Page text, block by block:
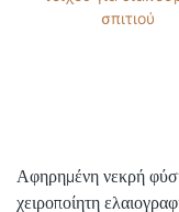
Αφηρημένη νεκρή
χειροποίητη